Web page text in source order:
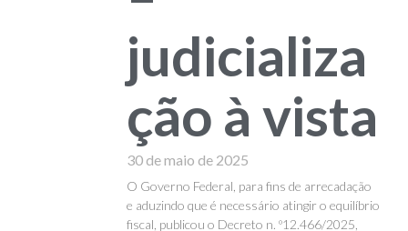
judicializa
ção à vista
30 de maio de 2025
O Governo Federal, para fins de arrecadação
e aduzindo que é necessário atingir o equilíbrio
fiscal, publicou o Decreto n. º12.466/2025,